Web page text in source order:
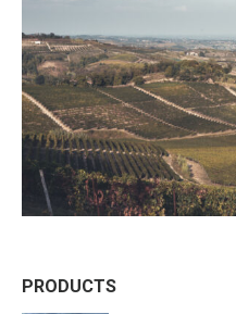
PRODUCTS